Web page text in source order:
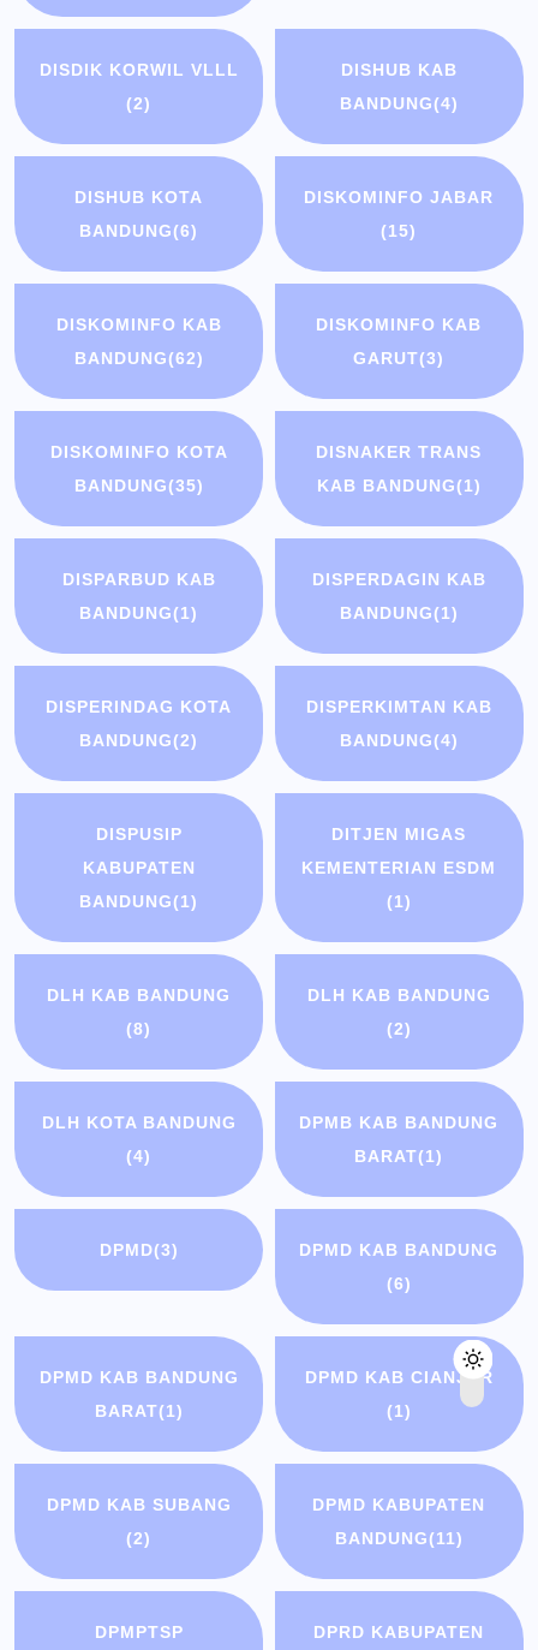
DISDIK KORWIL VLLL
(2)
DISHUB KAB
BANDUNG(4)
DISHUB KOTA
BANDUNG(6)
DISKOMINFO JABAR
(15)
DISKOMINFO KAB
BANDUNG(62)
DISKOMINFO KAB
GARUT(3)
DISKOMINFO KOTA
BANDUNG(35)
DISNAKER TRANS
KAB BANDUNG(1)
DISPARBUD KAB
BANDUNG(1)
DISPERDAGIN KAB
BANDUNG(1)
DISPERINDAG KOTA
BANDUNG(2)
DISPERKIMTAN KAB
BANDUNG(4)
DISPUSIP
KABUPATEN
BANDUNG(1)
DITJEN MIGAS
KEMENTERIAN ESDM
(1)
DLH KAB BANDUNG
(8)
DLH KAB BANDUNG
(2)
DLH KOTA BANDUNG
(4)
DPMB KAB BANDUNG
BARAT(1)
DPMD(3)
DPMD KAB BANDUNG
(6)
DPMD KAB BANDUNG
BARAT(1)
DPMD KAB CIANJUR
(1)
DPMD KAB SUBANG
(2)
DPMD KABUPATEN
BANDUNG(11)
DPMPTSP DPRD KABUPATEN